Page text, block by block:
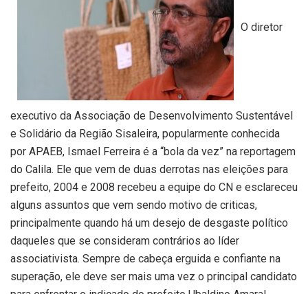
O diretor
executivo da Associação de Desenvolvimento Sustentável
e Solidário da Região Sisaleira, popularmente conhecida
por APAEB, Ismael Ferreira é a “bola da vez” na reportagem
do Calila. Ele que vem de duas derrotas nas eleições para
prefeito, 2004 e 2008 recebeu a equipe do CN e esclareceu
alguns assuntos que vem sendo motivo de criticas,
principalmente quando há um desejo de desgaste político
daqueles que se consideram contrários ao líder
associativista. Sempre de cabeça erguida e confiante na
superação, ele deve ser mais uma vez o principal candidato